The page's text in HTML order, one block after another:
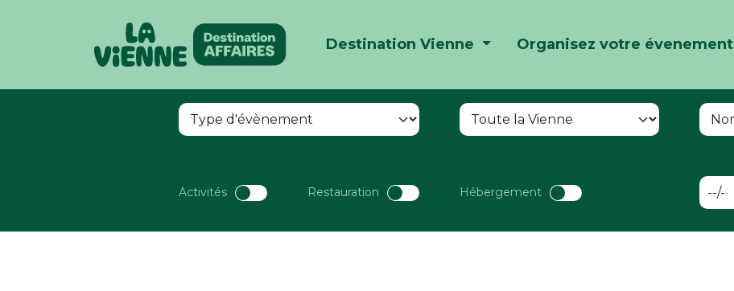
Destination Vienne Organisez votre évenement
Activités Restauration Hébergement
Panneau de gestion des cookies